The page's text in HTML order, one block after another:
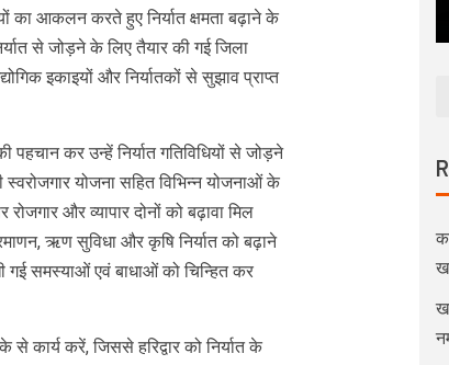
का आकलन करते हुए निर्यात क्षमता बढ़ाने के
से जोड़ने के लिए तैयार की गई जिला
इकाइयों और निर्यातकों से सुझाव प्राप्त
कर उन्हें निर्यात गतिविधियों से जोड़ने
योजना सहित विभिन्न योजनाओं के
और व्यापार दोनों को बढ़ावा मिल
ऋण सुविधा और कृषि निर्यात को बढ़ाने
गई समस्याओं एवं बाधाओं को चिन्हित कर
कार्य करें, जिससे हरिद्वार को निर्यात के